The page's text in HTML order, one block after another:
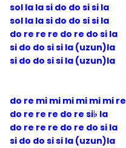
sol la la si do do si si la
sol la la si do do si si la
do re re re do re do si la
si do do si si la (uzun)la
si do do si si la (uzun)la
do re mi mi mi mi mi mi re
do re re re do re si♭ la
do re re re do re do si la
si do do si si la (uzun)la